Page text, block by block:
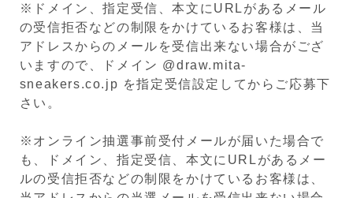
※ドメイン、指定受信、本文にURLがあるメール
の受信拒否などの制限をかけているお客様は、当
アドレスからのメールを受信出来ない場合がござ
いますので、ドメイン @draw.mita-
sneakers.co.jp を指定受信設定してからご応募下
さい。
※オンライン抽選事前受付メールが届いた場合で
も、ドメイン、指定受信、本文にURLがあるメー
ルの受信拒否などの制限をかけているお客様は、